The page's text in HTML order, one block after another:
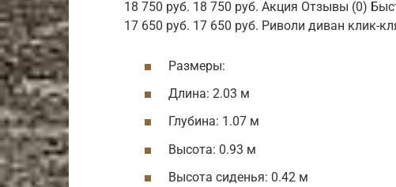
18 750 руб. 18 750 руб. Акция Отзывы (0)
17 650 руб. 17 650 руб. Риволи диван клик-
Размеры:
Длина: 2.03 м
Глубина: 1.07 м
Высота: 0.93 м
Высота сиденья: 0.42 м